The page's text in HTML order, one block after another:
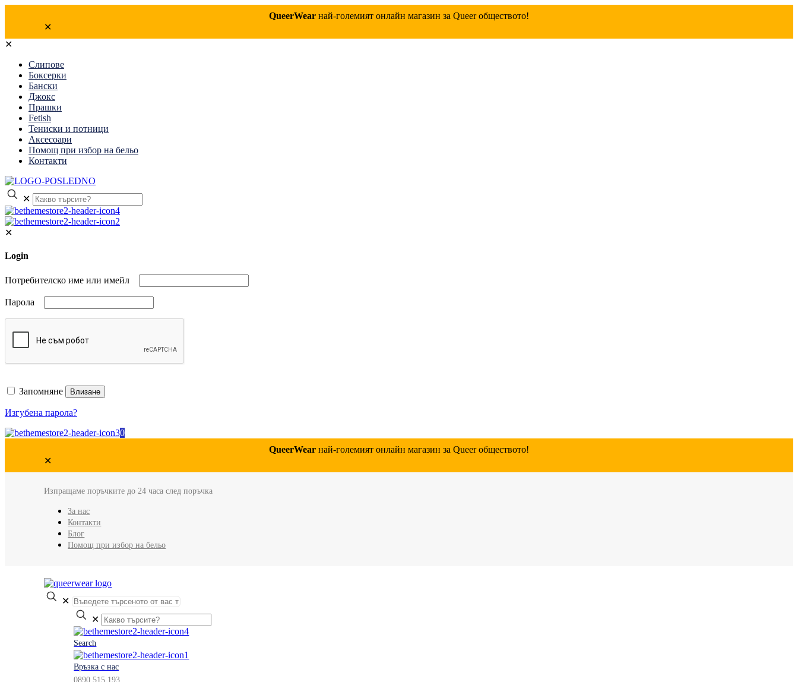
QueerWear най-големият онлайн магазин за Queer обществото!
✕
✕
Слипове
Боксерки
Бански
Джокс
Прашки
Fetish
Тениски и потници
Аксесоари
Помощ при избор на бельо
Контакти
✕
✕
Login
Потребителско име или имейл
Парола
Запомняне Влизане
Изгубена парола?
0
QueerWear най-големият онлайн магазин за Queer обществото!
✕
Изпращаме поръчките до 24 часа след поръчка
За нас
Контакти
Блог
Помощ при избор на бельо
✕
✕
Search
Връзка с нас
0890 515 193